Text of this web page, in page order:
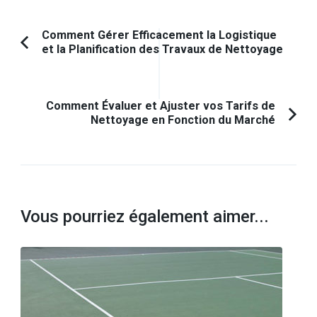
Navigation
d'article
Article
Comment Gérer Efficacement la Logistique
et la Planification des Travaux de Nettoyage
Comment Évaluer et Ajuster vos Tarifs de
Nettoyage en Fonction du Marché
Vous pourriez également aimer...